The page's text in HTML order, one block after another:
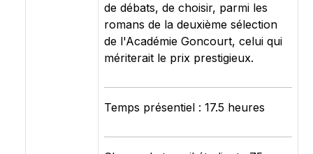
de débats, de choisir, parmi les
romans de la deuxième sélection
de l'Académie Goncourt, celui qui
mériterait le prix prestigieux.
Temps présentiel : 17.5 heures